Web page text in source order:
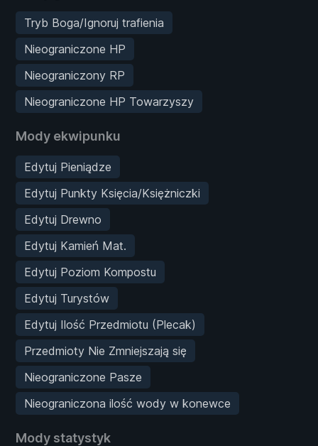
Tryb Boga/Ignoruj trafienia
Nieograniczone HP
Nieograniczony RP
Nieograniczone HP Towarzyszy
Mody ekwipunku
Edytuj Pieniądze
Edytuj Punkty Księcia/Księżniczki
Edytuj Drewno
Edytuj Kamień Mat.
Edytuj Poziom Kompostu
Edytuj Turystów
Edytuj Ilość Przedmiotu (Plecak)
Przedmioty Nie Zmniejszają się
Nieograniczone Pasze
Nieograniczona ilość wody w konewce
Mody statystyk